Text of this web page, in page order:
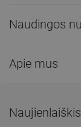
Naudingos
Apie mus
Naujienlaiškis